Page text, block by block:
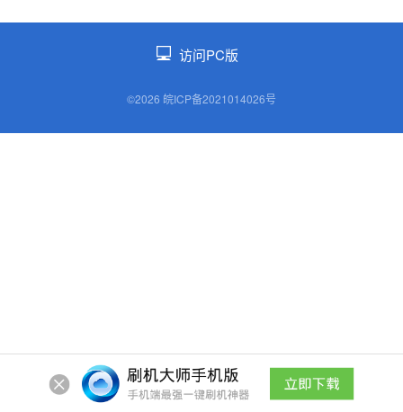
访问PC版
©2026 皖ICP备2021014026号